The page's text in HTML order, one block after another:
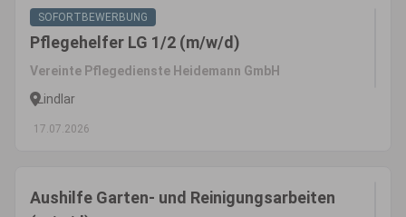
SOFORTBEWERBUNG
Pflegehelfer LG 1/2 (m/w/d)
Vereinte Pflegedienste Heidemann GmbH
Lindlar
17.07.2026
Aushilfe Garten- und Reinigungsarbeiten